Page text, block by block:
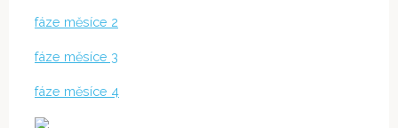
fáze měsíce 2
fáze měsíce 3
fáze měsíce 4